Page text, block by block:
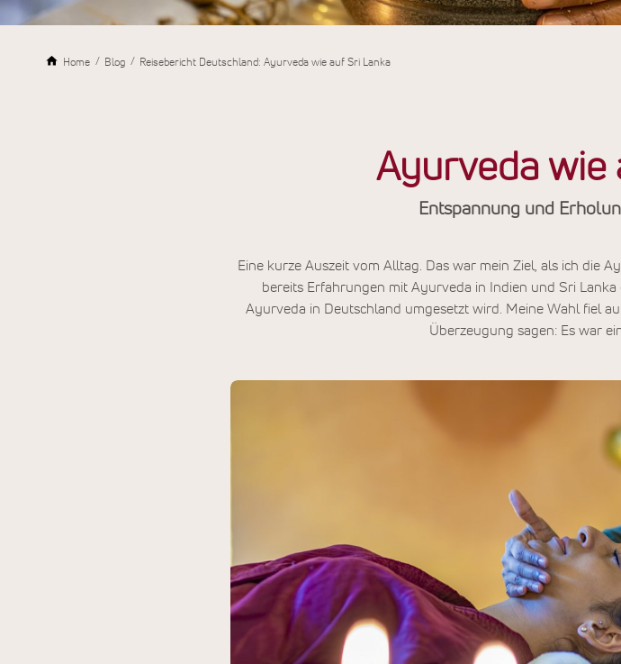
Home Blog Reisebericht Deutschland: Ayurveda wie auf Sri Lanka
Ayurveda wie
Entspannung und
Eine kurze Auszeit vom Alltag. Das war mein Ziel, als ich die
bereits Erfahrungen mit Ayurveda in Indien und Sri
Ayurveda in Deutschland umgesetzt wird. Meine Wahl fiel
Überzeugung sagen: Es war